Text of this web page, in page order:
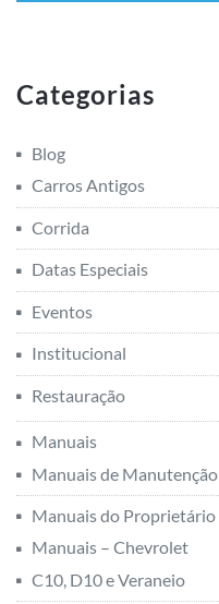
Categorias
Blog
Carros Antigos
Corrida
Datas Especiais
Eventos
Institucional
Restauração
Manuais
Manuais de Manutenção
Manuais do Proprietário
Manuais – Chevrolet
C10, D10 e Veraneio